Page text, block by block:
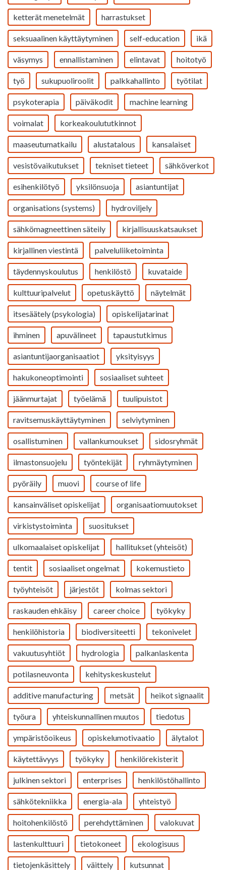
ketterät menetelmät harrastukset
seksuaalinen käyttäytyminen self-education ikä
väsymys ennallistaminen elintavat hoitotyö
työ sukupuoliroolit palkkahallinto työtilat
psykoterapia päiväkodit machine learning
voimalat korkeakoulututkinnot
maaseutumatkailu alustatalous kansalaiset
vesistövaikutukset tekniset tieteet sähköverkot
esihenkilötyö yksilönsuoja asiantuntijat
organisations (systems) hydroviljely
sähkömagneettinen säteily kirjallisuuskatsaukset
kirjallinen viestintä palveluliiketoiminta
täydennyskoulutus henkilöstö kuvataide
kulttuuripalvelut opetuskäyttö näytelmät
itsesäätely (psykologia) opiskelijatarinat
ihminen apuvälineet tapaustutkimus
asiantuntijaorganisaatiot yksityisyys
hakukoneoptimointi sosiaaliset suhteet
jäänmurtajat työelämä tuulipuistot
ravitsemuskäyttäytyminen selviytyminen
osallistuminen vallankumoukset sidosryhmät
ilmastonsuojelu työntekijät ryhmäytyminen
pyöräily muovi course of life
kansainväliset opiskelijat organisaatiomuutokset
virkistystoiminta suositukset
ulkomaalaiset opiskelijat hallitukset (yhteisöt)
tentit sosiaaliset ongelmat kokemustieto
työyhteisöt järjestöt kolmas sektori
raskauden ehkäisy career choice työkyky
henkilöhistoria biodiversiteetti tekonivelet
vakuutusyhtiöt hydrologia palkanlaskenta
potilasneuvonta kehityskeskustelut
additive manufacturing metsät heikot signaalit
työura yhteiskunnallinen muutos tiedotus
ympäristöoikeus opiskelumotivaatio älytalot
käytettävyys työkyky henkilörekisterit
julkinen sektori enterprises henkilöstöhallinto
sähkötekniikka energia-ala yhteistyö
hoitohenkilöstö perehdyttäminen valokuvat
lastenkulttuuri tietokoneet ekologisuus
tietojenkäsittely väittely kutsunnat